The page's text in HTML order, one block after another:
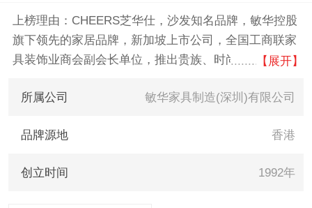
上榜理由：CHEERS芝华仕，沙发知名品牌，敏华控股
旗下领先的家居品牌，新加坡上市公司，全国工商联家
具装饰业商会副会长单位，推出贵族、时尚、都市三大
端会所、影院等多个领域。
【展开】
所属公司 敏华家具制造(深圳)有限公司
品牌源地 香港
创立时间 1992年